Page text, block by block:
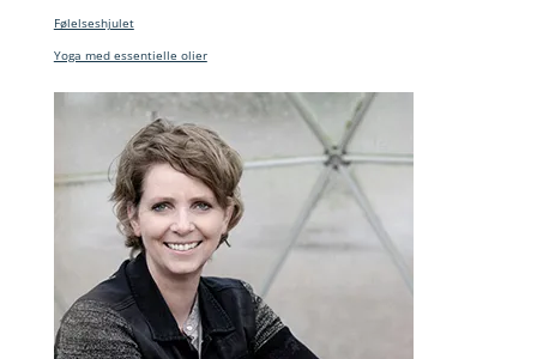
Følelseshjulet
Yoga med essentielle olier